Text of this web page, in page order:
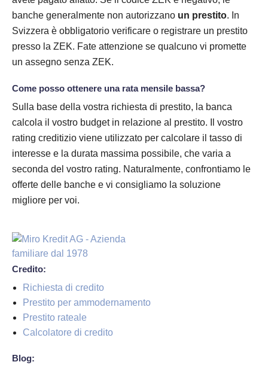
banche generalmente non autorizzano un prestito. In
Svizzera è obbligatorio verificare o registrare un prestito
presso la ZEK. Fate attenzione se qualcuno vi promette
un assegno senza ZEK.
Come posso ottenere una rata mensile bassa?
Sulla base della vostra richiesta di prestito, la banca
calcola il vostro budget in relazione al prestito. Il vostro
rating creditizio viene utilizzato per calcolare il tasso di
interesse e la durata massima possibile, che varia a
seconda del vostro rating. Naturalmente, confrontiamo le
offerte delle banche e vi consigliamo la soluzione
migliore per voi.
Credito:
Richiesta di credito
Prestito per ammodernamento
Prestito rateale
Calcolatore di credito
Blog: